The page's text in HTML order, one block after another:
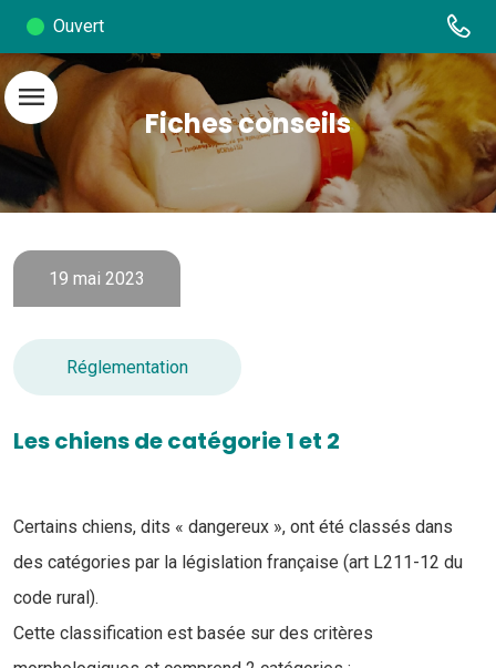
Ouvert
menu
Fiches conseils
19 mai 2023
Réglementation
Les chiens de catégorie 1 et 2
Certains chiens, dits « dangereux », ont été classés dans
des catégories par la législation française (art L211-12 du
code rural).
Cette classification est basée sur des critères